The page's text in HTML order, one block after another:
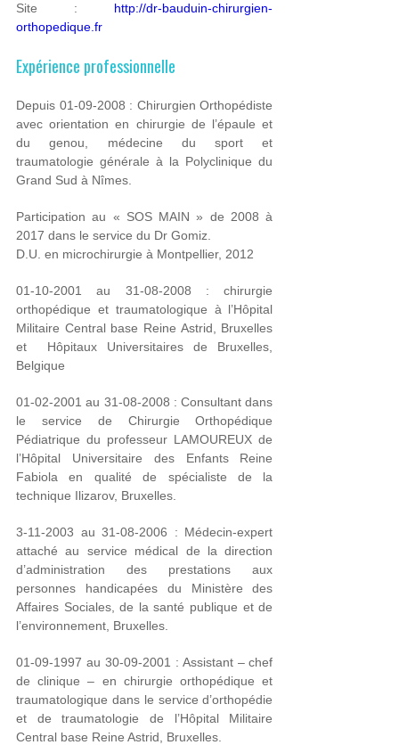
Site : http://dr-bauduin-chirurgien-
orthopedique.fr
Expérience professionnelle
Depuis 01-09-2008 : Chirurgien Orthopédiste
avec orientation en chirurgie de l’épaule et
du genou, médecine du sport et
traumatologie générale à la Polyclinique du
Grand Sud à Nîmes.
Participation au « SOS MAIN » de 2008 à
2017 dans le service du Dr Gomiz.
D.U. en microchirurgie à Montpellier, 2012
01-10-2001 au 31-08-2008 : chirurgie
orthopédique et traumatologique à l’Hôpital
Militaire Central base Reine Astrid, Bruxelles
et
Hôpitaux Universitaires de Bruxelles,
Belgique
01-02-2001 au 31-08-2008 : Consultant dans
le service de Chirurgie Orthopédique
Pédiatrique du professeur LAMOUREUX de
l’Hôpital Universitaire des Enfants Reine
Fabiola en qualité de spécialiste de la
technique Ilizarov, Bruxelles.
3-11-2003 au 31-08-2006 : Médecin-expert
attaché au service médical de la direction
d’administration des prestations aux
personnes handicapées du Ministère des
Affaires Sociales, de la santé publique et de
l’environnement, Bruxelles.
01-09-1997 au 30-09-2001 : Assistant – chef
de clinique – en chirurgie orthopédique et
traumatologique dans le service d’orthopédie
et de traumatologie de l’Hôpital Militaire
Central base Reine Astrid, Bruxelles.